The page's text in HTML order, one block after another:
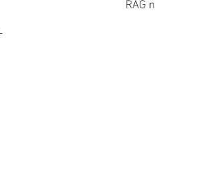
RAG n